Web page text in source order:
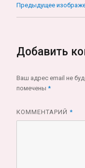
Предыдущее
Добавить
Ваш адрес email не
помечены*
КОММЕНТАРИЙ*